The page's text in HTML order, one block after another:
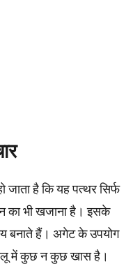
है कि यह पत्थर सिर्फ
का भी खजाना है। इसके
बनाते हैं। अगेट के उपयोग
में कुछ न कुछ खास है।